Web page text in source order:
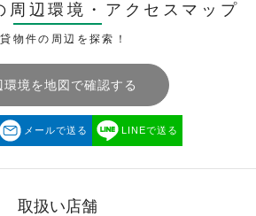
周辺環境・ アクセスマップ
物件の周辺を探索！
環境を地図で確認する
メールで送る LINEで送る
取扱い店舗